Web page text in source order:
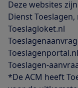
Deze websites
Dienst
Toeslagloket.nl
Toeslagen-
*De ACM heeft